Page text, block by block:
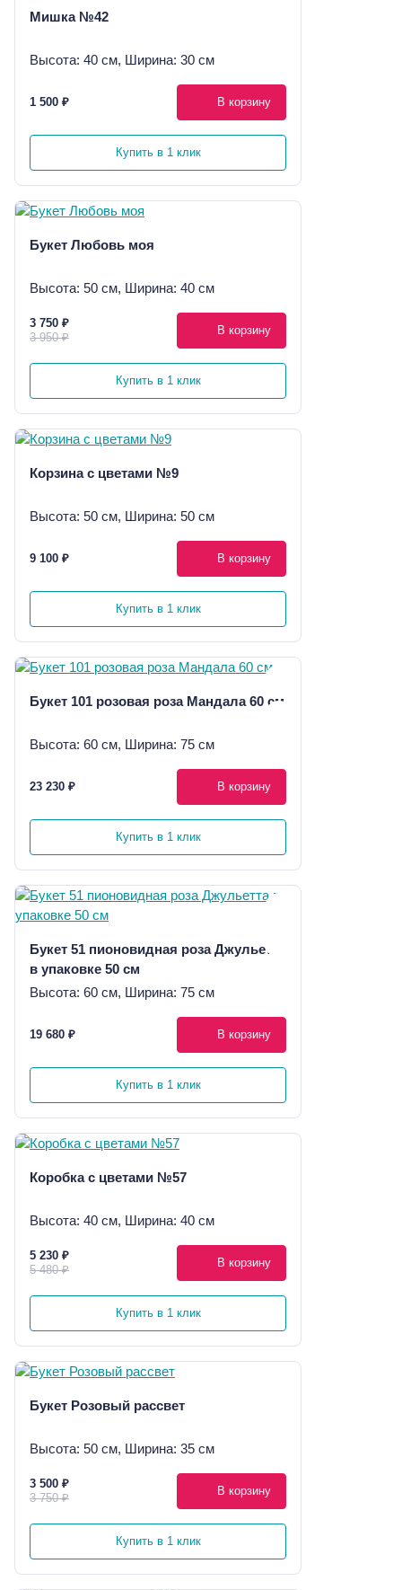
Мишка №42
Высота: 40 см, Ширина: 30 см
1 500 ₽ В корзину
Купить в 1 клик
Букет Любовь моя
Высота: 50 см, Ширина: 40 см
3 750 ₽
3 950 ₽
В корзину
Купить в 1 клик
Корзина с цветами №9
Высота: 50 см, Ширина: 50 см
9 100 ₽ В корзину
Купить в 1 клик
Букет 101 розовая роза Мандала 60 см
Высота: 60 см, Ширина: 75 см
23 230 ₽ В корзину
Купить в 1 клик
Букет 51 пионовидная роза Джульетта
в упаковке 50 см
Высота: 60 см, Ширина: 75 см
19 680 ₽ В корзину
Купить в 1 клик
Коробка с цветами №57
Высота: 40 см, Ширина: 40 см
5 230 ₽
5 480 ₽
В корзину
Купить в 1 клик
Букет Розовый рассвет
Высота: 50 см, Ширина: 35 см
3 500 ₽
3 750 ₽
В корзину
Купить в 1 клик